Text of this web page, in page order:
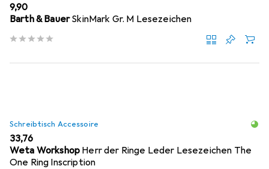
EUR
9,90
Barth & BauerSkinMark Gr. M Lesezeichen
Schreibtisch Accessoire
EUR
33,76
Weta Workshop Herr der Ringe Leder Lesezeichen The
One Ring Inscription